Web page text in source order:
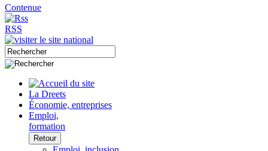
Contenue
RSS
La Dreets
Économie, entreprises
Emploi,
formation
Retour